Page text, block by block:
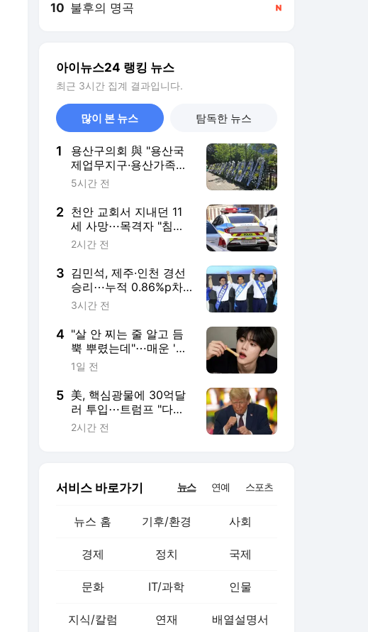
10 불후의 명곡
아이뉴스24 랭킹 뉴스
최근 3시간 집계 결과입니다.
많이 본 뉴스 탐독한 뉴스
1
용산구의회 與 "용산국
제업무지구·용산가족공
원 주택 공급안 철회하
5시간 전
2 천안 교회서 지내던 11
세 사망⋯목격자 "침대
묶여 있었다"
2시간 전
3 김민석, 제주·인천 경선
승리⋯누적 0.86%p차
'초박빙'[종합]
3시간 전
4 "살 안 찌는 줄 알고 듬
뿍 뿌렸는데"⋯매운 '이
양념', 자주 먹으면 혈당·
1일 전
5 美, 핵심광물에 30억달
러 투입⋯트럼프 "다시
는 中 의존 않겠다"
2시간 전
서비스 바로가기 뉴스 연예 스포츠
뉴스 홈 기후/환경 사회
경제 정치 국제
문화 IT/과학 인물
지식/칼럼 연재 배열설명서